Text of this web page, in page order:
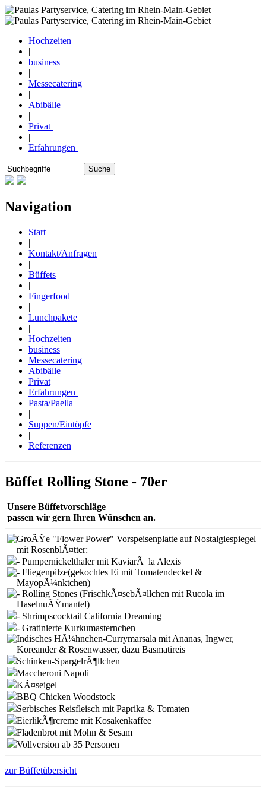
Hochzeiten
|
business
|
Messecatering
|
Abibälle
|
Privat
|
Erfahrungen
Navigation
Start
|
Kontakt/Anfragen
|
Büffets
|
Fingerfood
|
Lunchpakete
|
Hochzeiten
business
Messecatering
Abibälle
Privat
Erfahrungen
Pasta/Paella
|
Suppen/Eintöpfe
|
Referenzen
Büffet Rolling Stone - 70er
Unsere Büffetvorschläge
passen wir gern Ihren Wünschen an.
GroÃŸe "Flower Power" Vorspeisenplatte auf Nostalgiespiegel
mit RosenblÃ¤tter:
- Pumpernickelthaler mit KaviarÃ la Alexis
- Fliegenpilze(gekochtes Ei mit Tomatendeckel &
MayopÃ¼nktchen)
- Rolling Stones (FrischkÃ¤sebÃ¤llchen mit Rucola im
HaselnuÃŸmantel)
- Shrimpscocktail California Dreaming
- Gratinierte Kurkumasternchen
Indisches HÃ¼hnchen-Currymarsala mit Ananas, Ingwer,
Koreander & Rosenwasser, dazu Basmatireis
Schinken-SpargelrÃ¶llchen
Maccheroni Napoli
KÃ¤seigel
BBQ Chicken Woodstock
Serbisches Reisfleisch mit Paprika & Tomaten
EierlikÃ¶rcreme mit Kosakenkaffee
Fladenbrot mit Mohn & Sesam
Vollversion ab 35 Personen
zur Büffetübersicht